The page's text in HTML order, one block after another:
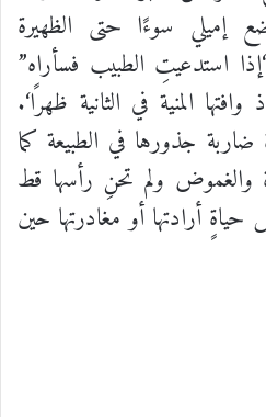
إميلي سوءًا حتى الظهيرة
إذا استدعيتِ الطبيب فسأراه”
وافتها المنية في الثانية ظهرًا‘.
ضاربة جذورها في الطبيعة كما
والغموض ولم تحنِ رأسها قط
حياةٍ أرادتها أو مغادرتها حين